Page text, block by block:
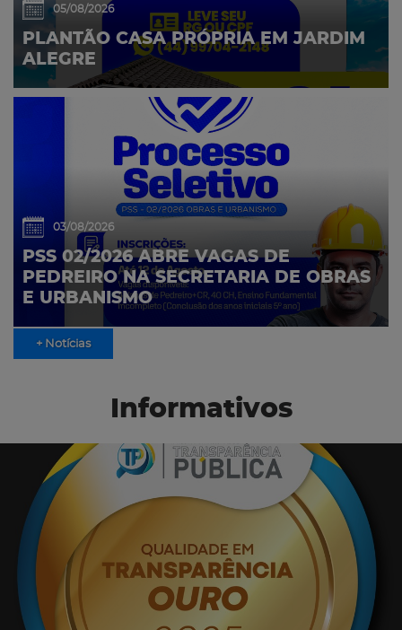
05/08/2026
PLANTÃO CASA PRÓPRIA EM JARDIM
ALEGRE
03/08/2026
PSS 02/2026 ABRE VAGAS DE
PEDREIRO NA SECRETARIA DE OBRAS
E URBANISMO
+ Notícias
Informativos